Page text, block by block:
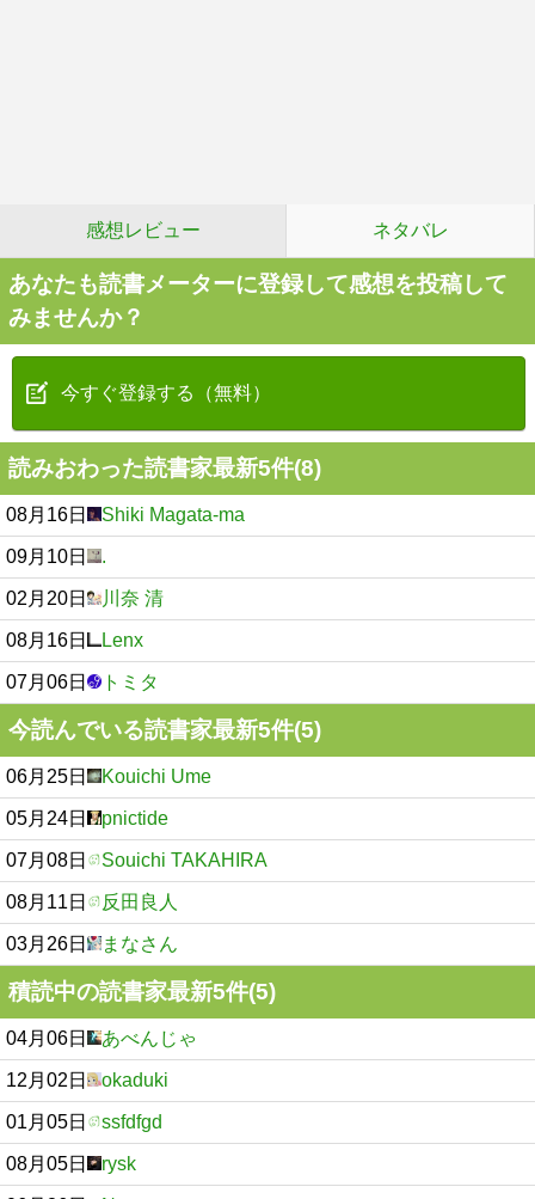
感想レビュー ネタバレ
あなたも読書メーターに登録して感想を投稿して
みませんか？
今すぐ登録する（無料）
読みおわった読書家最新5件(8)
08月16日 Shiki Magata-ma
09月10日 .
02月20日 川奈 清
08月16日 Lenx
07月06日 トミタ
今読んでいる読書家最新5件(5)
06月25日 Kouichi Ume
05月24日 pnictide
07月08日 Souichi TAKAHIRA
08月11日 反田良人
03月26日 まなさん
積読中の読書家最新5件(5)
04月06日 あべんじゃ
12月02日 okaduki
01月05日 ssfdfgd
08月05日 rysk